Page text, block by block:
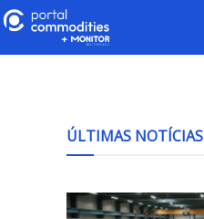
ÚLTIMAS NOTÍCIAS